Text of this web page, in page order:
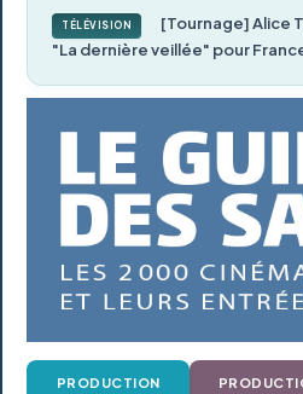
TÉLÉVISION
[Tournage] Alice
"La dernière veillée" pour
PRODUCTION